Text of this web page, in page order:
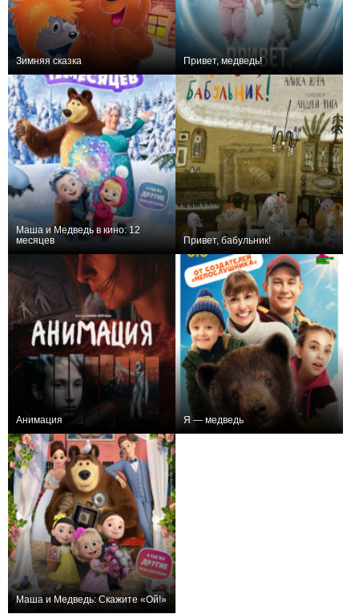
Зимняя сказка Привет, медведь!
Маша и Медведь в кино: 12
месяцев
Привет, бабульник!
Анимация Я — медведь
Маша и Медведь: Скажите «Ой!»